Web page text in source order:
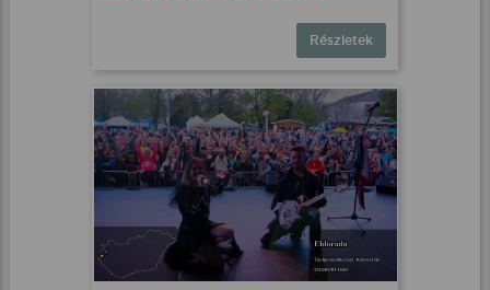
Részletek